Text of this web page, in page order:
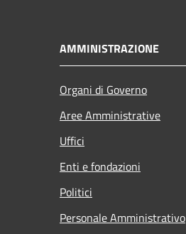
AMMINISTRAZIONE
Organi di Governo
Aree Amministrative
Uffici
Enti e fondazioni
Politici
Personale Amministrativo